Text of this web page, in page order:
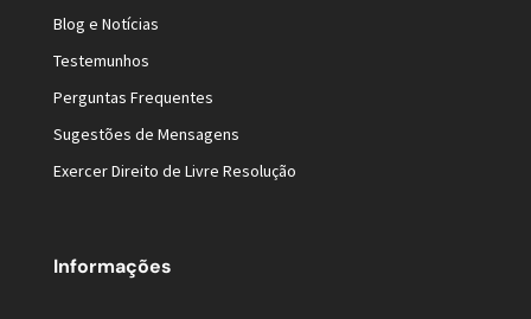
Blog e Notícias
Testemunhos
Perguntas Frequentes
Sugestões de Mensagens
Exercer Direito de Livre Resolução
Informações